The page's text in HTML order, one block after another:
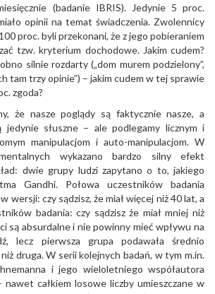
(badanie IBRIS). Jedynie 5 proc.
opinii na temat świadczenia. Zwolennicy
proc. byli przekonani, że z jego pobieraniem
tzw. kryterium dochodowe. Jakim cudem?
silnie rozdarty („dom murem podzielony”,
tam trzy opinie”) – jakim cudem w tej sprawie
zgoda?
że nasze poglądy są faktycznie nasze, a
jedynie słuszne – ale podlegamy licznym i
manipulacjom i auto-manipulacjom. W
wykazano bardzo silny efekt
dwie grupy ludzi zapytano o to, jakiego
Gandhi. Połowa uczestników badania
wersji: czy sądzisz, że miał więcej niż 40 lat, a
badania: czy sądzisz że miał mniej niż
są absurdalne i nie powinny mieć wpływu na
lecz pierwsza grupa podawała średnio
druga. W serii kolejnych badań, w tym m.in.
i jego wieloletniego współautora
nawet całkiem losowe liczby umieszczane w